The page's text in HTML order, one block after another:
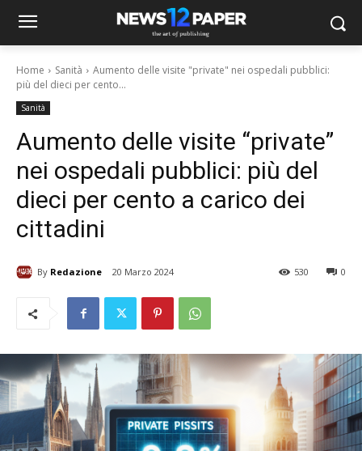
Home Sanità
Aumento delle visite "private" nei ospedali pubblici:
più del dieci per cento...
Sanità
Aumento delle visite “private”
nei ospedali pubblici: più del
dieci per cento a carico dei
cittadini
By Redazione 20 Marzo 2024 0
530